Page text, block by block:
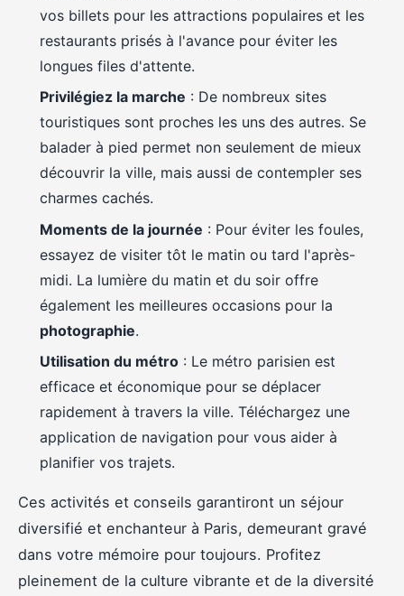
vos billets pour les attractions populaires et les
restaurants prisés à l'avance pour éviter les
longues files d'attente.
Privilégiez la marche : De nombreux sites
touristiques sont proches les uns des autres. Se
balader à pied permet non seulement de mieux
découvrir la ville, mais aussi de contempler ses
charmes cachés.
Moments de la journée : Pour éviter les foules,
essayez de visiter tôt le matin ou tard l'après-
midi. La lumière du matin et du soir offre
également les meilleures occasions pour la
photographie.
Utilisation du métro : Le métro parisien est
efficace et économique pour se déplacer
rapidement à travers la ville. Téléchargez une
application de navigation pour vous aider à
planifier vos trajets.
Ces activités et conseils garantiront un séjour
diversifié et enchanteur à Paris, demeurant gravé
dans votre mémoire pour toujours. Profitez
pleinement de la culture vibrante et de la diversité